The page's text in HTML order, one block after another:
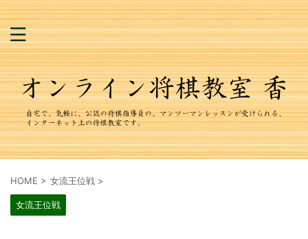
HOME > 女流王位戦 >
女流王位戦